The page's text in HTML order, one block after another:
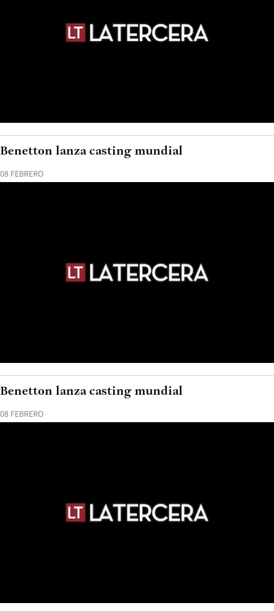
08 FEBRERO
Benetton lanza casting mundial
08 FEBRERO
Benetton lanza casting mundial